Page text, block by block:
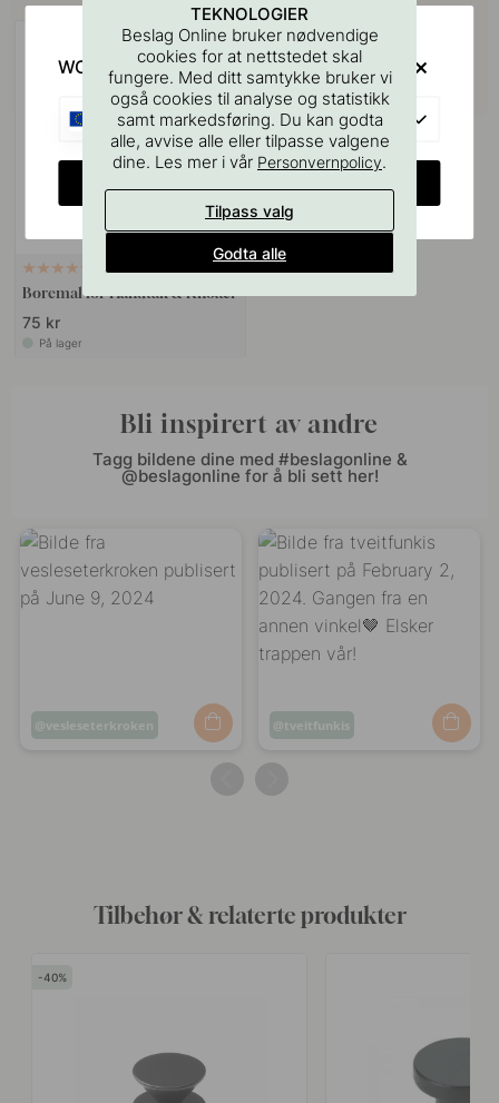
127
Boremal for Håndtak & Knotter
75 kr
På lager
Bli inspirert av andre
Tagg bildene dine med #beslagonline &
@beslagonline for å bli sett her!
Innlegg
vesleseterkroken
Innlegg
av
tveitfunkis
Tilbehør & relaterte produkter
40
TEKNOLOGIER
Beslag Online bruker nødvendige
cookies for at nettstedet skal
fungere. Med ditt samtykke bruker vi
også cookies til analyse og statistikk
samt markedsføring. Du kan godta
alle, avvise alle eller tilpasse valgene
dine. Les mer i vår Personvernpolicy.
Tilpass valg
Godta alle
WOULD YOU RATHER VISIT?
EU